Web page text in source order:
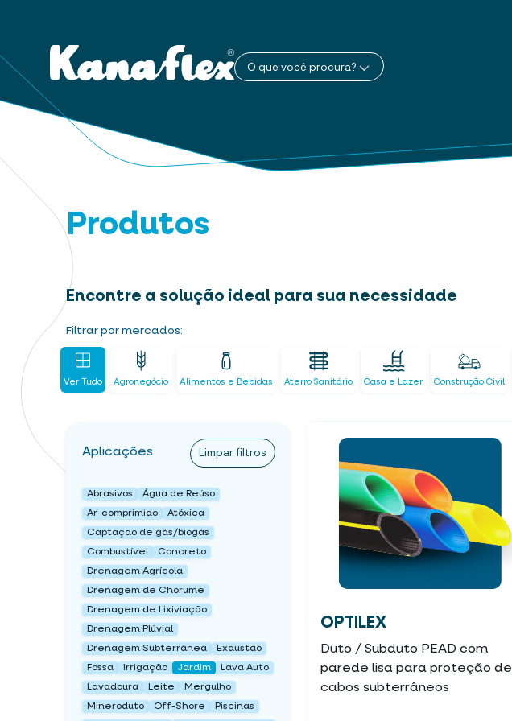
O que você procura?
Produtos
Encontre a solução ideal para sua necessidade
Filtrar por mercados:
Ver Tudo Agronegócio Alimentos e Bebidas Aterro Sanitário Casa e Lazer Construção Civil
Aplicações Limpar filtros
Abrasivos
Água de Reúso
Ar-comprimido
Atóxica
Captação de gás/biogás
Combustível
Concreto
Drenagem Agrícola
Drenagem de Chorume
Drenagem de Lixiviação
Drenagem Plúvial
Drenagem Subterrânea
Exaustão
Fossa
Irrigação Jardim
Lava Auto
Lavadoura
Leite
Mergulho
Mineroduto
Off-Shore
Piscinas
OPTILEX
Duto / Subduto PEAD com
parede lisa para proteção de
cabos subterrâneos